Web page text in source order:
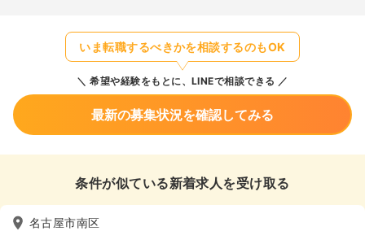
いま転職するべきかを相談するのもOK
希望や経験をもとに、LINEで相談できる
最新の募集状況を確認してみる
条件が似ている新着求人を受け取る
名古屋市南区